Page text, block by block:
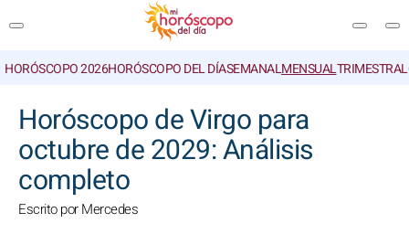
HORÓSCOPO 2026HORÓSCOPO DEL DÍASEMANALMENSUALTRIMESTRAL
Horóscopo de Virgo para
octubre de 2029: Análisis
completo
Escrito por Mercedes